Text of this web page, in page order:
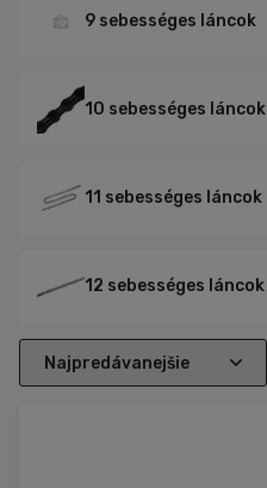
alkatrészek kiválasztásában.
9 sebességes láncok
10 sebességes láncok
11 sebességes láncok
12 sebességes láncok